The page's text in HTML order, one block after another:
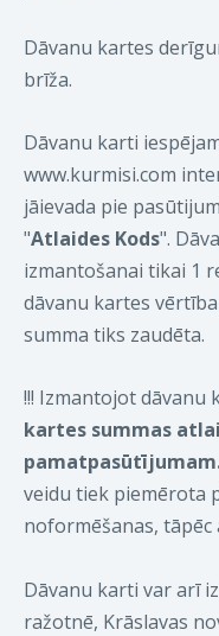
Dāvanu kartes
brīža.
Dāvanu karti
www.kurmisi.com
jāievada pie
"Atlaides Kods".
izmantošanai tikai 1
dāvanu kartes
summa tiks zaudēta.
!!! Izmantojot dāvanu
kartes summas
veidu tiek piemērota
noformēšanas,
Dāvanu karti var arī
ražotnē, Krāslavas